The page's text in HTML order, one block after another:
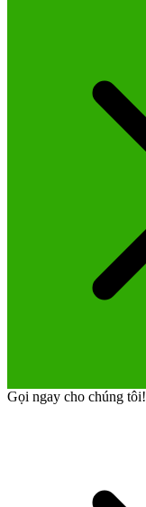
Gọi ngay cho chúng tôi!